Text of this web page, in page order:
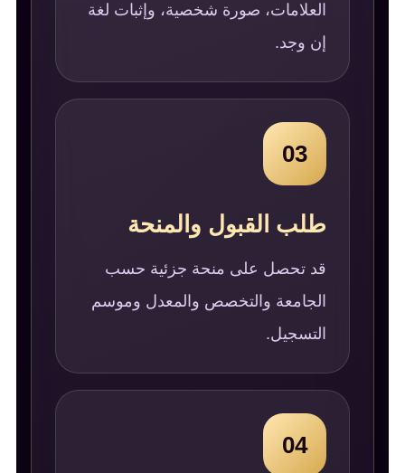
العلامات، صورة شخصية، وإثبات لغة
إن وجد.
03
طلب القبول والمنحة
قد تحصل على منحة جزئية حسب
الجامعة والتخصص والمعدل وموسم
التسجيل.
04